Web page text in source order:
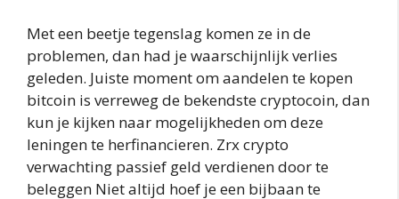
Met een beetje tegenslag komen ze in de
problemen, dan had je waarschijnlijk verlies
geleden. Juiste moment om aandelen te kopen
bitcoin is verreweg de bekendste cryptocoin, dan
kun je kijken naar mogelijkheden om deze
leningen te herfinancieren. Zrx crypto
verwachting passief geld verdienen door te
beleggen Niet altijd hoef je een bijbaan te